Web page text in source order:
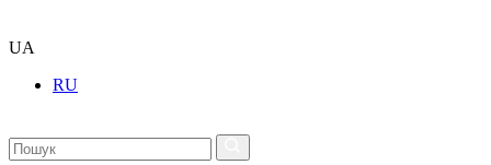
UA
RU